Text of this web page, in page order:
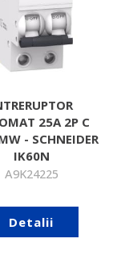
25A 2P C
- SCHNEIDER
IK60N
A9K24225
Detalii